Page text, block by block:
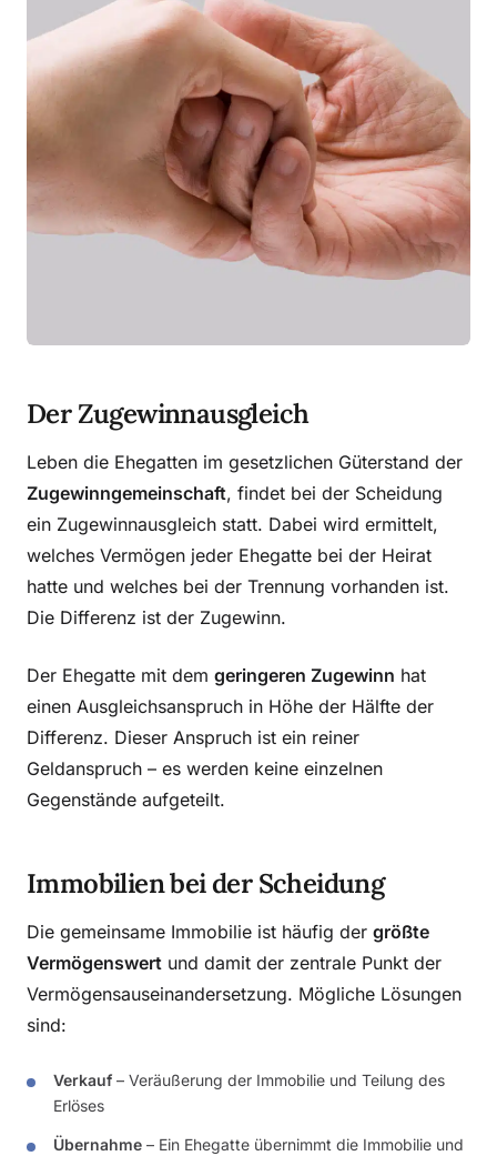
Der Zugewinnausgleich
Leben die Ehegatten im gesetzlichen Güterstand der
Zugewinngemeinschaft, findet bei der Scheidung
ein Zugewinnausgleich statt. Dabei wird ermittelt,
welches Vermögen jeder Ehegatte bei der Heirat
hatte und welches bei der Trennung vorhanden ist.
Die Differenz ist der Zugewinn.
Der Ehegatte mit dem geringeren Zugewinn hat
einen Ausgleichsanspruch in Höhe der Hälfte der
Differenz. Dieser Anspruch ist ein reiner
Geldanspruch – es werden keine einzelnen
Gegenstände aufgeteilt.
Immobilien bei der Scheidung
Die gemeinsame Immobilie ist häufig der größte
Vermögenswert und damit der zentrale Punkt der
Vermögensauseinandersetzung. Mögliche Lösungen
sind:
Verkauf – Veräußerung der Immobilie und Teilung des
Erlöses
Übernahme – Ein Ehegatte übernimmt die Immobilie und